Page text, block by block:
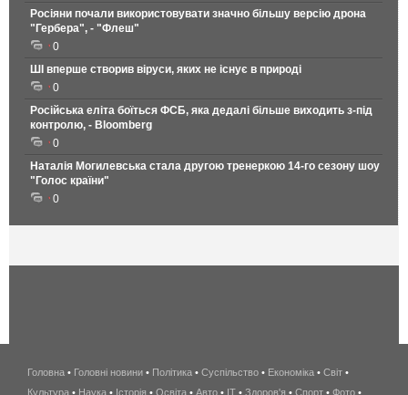
Росіяни почали використовувати значно більшу версію дрона
"Гербера", - "Флеш"
0
ШІ вперше створив віруси, яких не існує в природі
0
Російська еліта боїться ФСБ, яка дедалі більше виходить з-під
контролю, - Bloomberg
0
Наталія Могилевська стала другою тренеркою 14-го сезону шоу
"Голос країни"
0
беспроводной
интернет
Головна • Головні новини • Політика • Суспільство • Економіка • Світ •
Культура • Наука • Історія • Освіта • Авто • IT • Здоров'я • Спорт • Фото •